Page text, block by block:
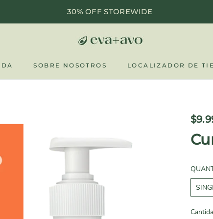
30% OFF STOREWIDE
SOBRE NOSOTROS
LOCALIZADOR DE